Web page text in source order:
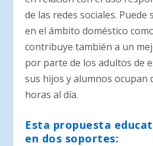
de las redes sociales.
en el ámbito doméstico
contribuye también a un
por parte de los adultos de
sus hijos y alumnos ocupan
horas al día.
Esta propuesta
en dos soportes: